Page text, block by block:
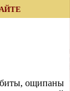
ощипаны